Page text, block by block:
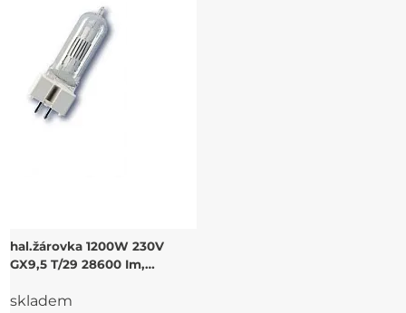
hal.žárovka 1200W 230V
GX9,5 T/29 28600 Im,
skladem